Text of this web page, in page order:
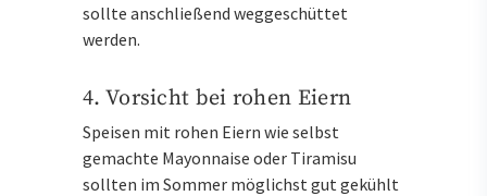
sollte anschließend weggeschüttet
werden.
4. Vorsicht bei rohen Eiern
Speisen mit rohen Eiern wie selbst
gemachte Mayonnaise oder Tiramisu
sollten im Sommer möglichst gut gekühlt